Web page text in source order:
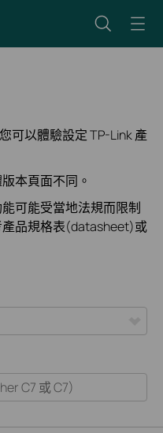
可以體驗設定 TP-Link 產
本頁面不同。
可能受當地法規而限制
品規格表(datasheet)或